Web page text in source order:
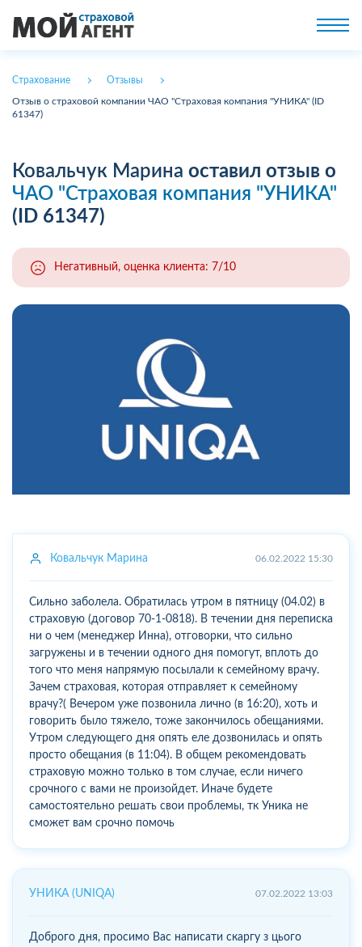
Страхование Отзывы
Отзыв о страховой компании ЧАО "Страховая компания "УНИКА" (ID
61347)
Ковальчук Марина оставил отзыв о
ЧАО "Страховая компания "УНИКА"
(ID 61347)
Негативный, оценка клиента: 7/10
Ковальчук Марина 06.02.2022 15:30
Сильно заболела. Обратилась утром в пятницу (04.02) в
страховую (договор 70-1-0818). В течении дня переписка
ни о чем (менеджер Инна), отговорки, что сильно
загружены и в течении одного дня помогут, вплоть до
того что меня напрямую посылали к семейному врачу.
Зачем страховая, которая отправляет к семейному
врачу?( Вечером уже позвонила лично (в 16:20), хоть и
говорить было тяжело, тоже закончилось обещаниями.
Утром следующего дня опять еле дозвонилась и опять
просто обещания (в 11:04). В общем рекомендовать
страховую можно только в том случае, если ничего
срочного с вами не произойдет. Иначе будете
самостоятельно решать свои проблемы, тк Уника не
сможет вам срочно помочь
УНИКА (UNIQA) 07.02.2022 13:03
Доброго дня, просимо Вас написати скаргу з цього